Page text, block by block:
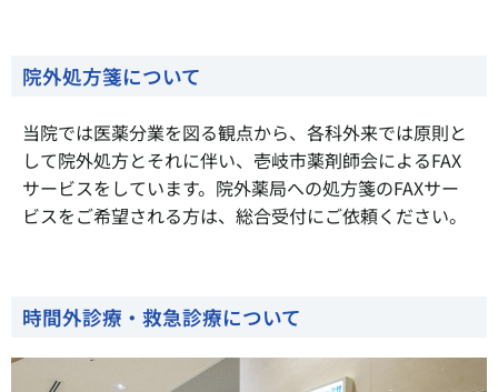
院外処方箋について
当院では医薬分業を図る観点から、各科外来では原則と
して院外処方とそれに伴い、壱岐市薬剤師会によるFAX
サービスをしています。院外薬局への処方箋のFAXサー
ビスをご希望される方は、総合受付にご依頼ください。
時間外診療・救急診療について